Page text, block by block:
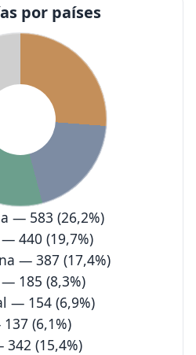
por países
— 583 (26,2%)
440 (19,7%)
— 387 (17,4%)
185 (8,3%)
— 154 (6,9%)
(6,1%)
342 (15,4%)